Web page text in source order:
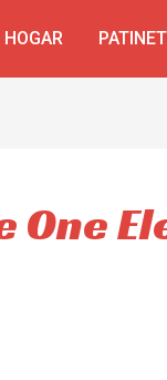
HOGAR
One